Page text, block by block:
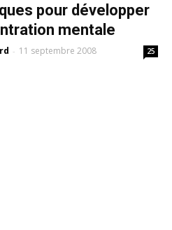
pour développer
mentale
- 11 septembre 2008 25